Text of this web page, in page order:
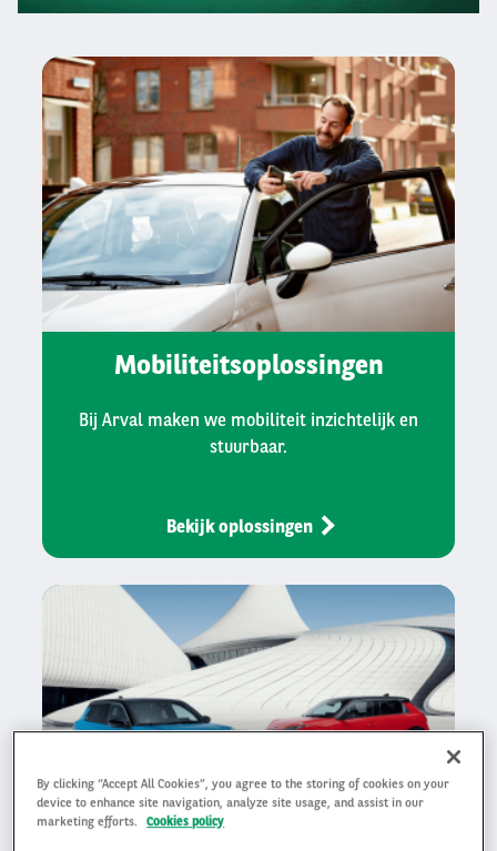
1 2 3
Mobiliteitsoplossingen
Bij Arval maken we mobiliteit inzichtelijk en
stuurbaar.
Bekijk oplossingen
By clicking “Accept All Cookies”, you agree to the storing of cookies on your
device to enhance site navigation, analyze site usage, and assist in our
marketing efforts.
Cookies policy